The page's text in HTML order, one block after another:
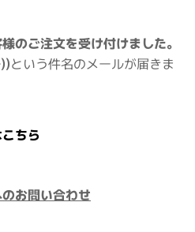
のご注文を受け付けました。
という件名のメールが届きま
ちら
お問い合わせ